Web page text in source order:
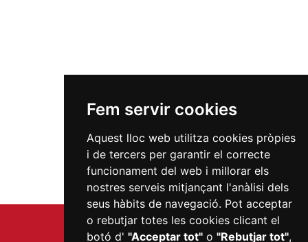
Fem servir cookies
Aquest lloc web utilitza cookies pròpies
i de tercers per garantir el correcte
funcionament del web i millorar els
nostres serveis mitjançant l'anàlisi dels
seus hàbits de navegació. Pot acceptar
o rebutjar totes les cookies clicant el
botó d' "Acceptar tot"o "Rebutjar tot",